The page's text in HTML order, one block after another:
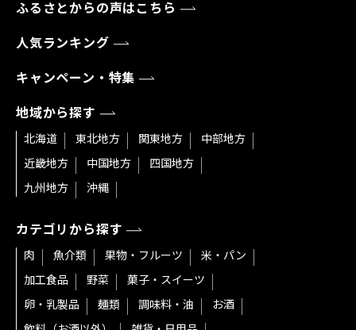
ふるさとからの声はこちら
人気ランキング
キャンペーン・特集
地域から探す
北海道 東北地方 関東地方
中部地方
近畿地方
中国地方
四国地方
九州地方
沖縄
カテゴリから探す
肉 魚介類 果物・フルーツ
米・パン
加工食品
野菜
菓子・スイーツ
卵・乳製品
麺類 調味料・油
お酒